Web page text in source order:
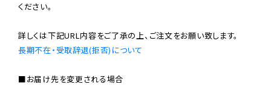
ください。
長期不在・受取辞退(拒否)について